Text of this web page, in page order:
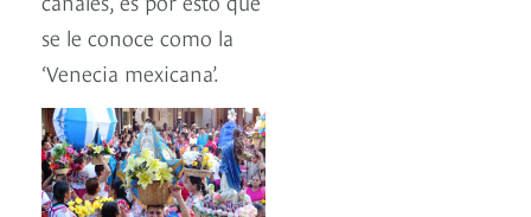
se le conoce como la
‘Venecia mexicana’.